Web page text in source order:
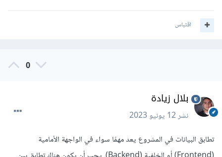
اقتباس
0
بلال زيادة
نشر12 يونيو 2023
تطابق البيانات في المشروع يعد مهمًا سواء في الواجهة الأمامية